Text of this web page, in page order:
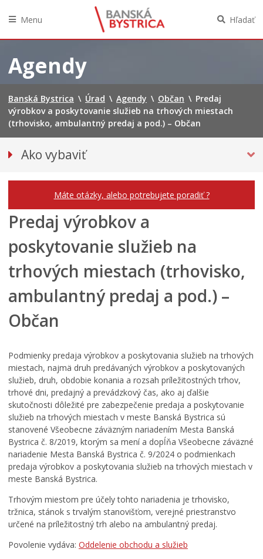
obsah
Menu Hľadať
Agendy
Banská Bystrica \ Úrad \ Agendy \ Občan \ Predaj
výrobkov a poskytovanie služieb na trhových miestach
(trhovisko, ambulantný predaj a pod.) – Občan
Ako vybaviť
Máte otázky, alebo potrebujete poradiť ?
Predaj výrobkov a
poskytovanie služieb na
trhových miestach (trhovisko,
ambulantný predaj a pod.) –
Občan
Podmienky predaja výrobkov a poskytovania služieb na trhových
miestach, najmä druh predávaných výrobkov a poskytovaných
služieb, druh, obdobie konania a rozsah príležitostných trhov,
trhové dni, predajný a prevádzkový čas, ako aj ďalšie
skutočnosti dôležité pre zabezpečenie predaja a poskytovanie
služieb na trhových miestach v meste Banská Bystrica sú
stanovené Všeobecne záväzným nariadením Mesta Banská
Bystrica č. 8/2019, ktorým sa mení a dopĺňa Všeobecne záväzné
nariadenie Mesta Banská Bystrica č. 9/2024 o podmienkach
predaja výrobkov a poskytovania služieb na trhových miestach v
meste Banská Bystrica.
Trhovým miestom pre účely tohto nariadenia je trhovisko,
tržnica, stánok s trvalým stanovišťom, verejné priestranstvo
určené na príležitostný trh alebo na ambulantný predaj.
Povolenie vydáva: Oddelenie obchodu a služieb